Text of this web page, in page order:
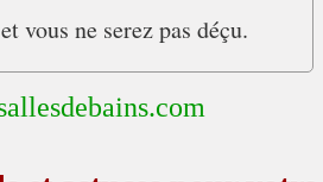
vous ne serez pas déçu.